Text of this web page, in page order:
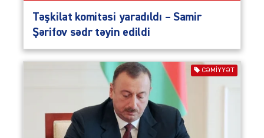
Təşkilat komitəsi yaradıldı – Samir
Şərifov sədr təyin edildi
CƏMIYYƏT